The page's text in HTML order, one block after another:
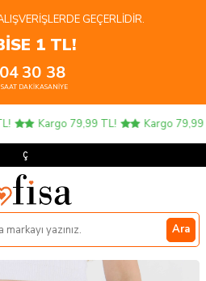
GEÇERLIDIR.
1 TL!
04
SAAT
30
DAKIKA
38
SANIYE
Kargo 79,99 TL! Kargo 79,99
Çoc
Ara